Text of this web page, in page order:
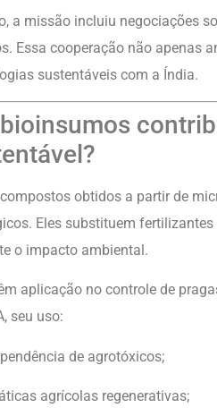
a missão incluiu negociações
Essa cooperação não apenas
sustentáveis com a Índia.
obtidos a partir de
Eles substituem
o impacto ambiental.
aplicação no controle de
seu uso:
de agrotóxicos;
agrícolas regenerativas;